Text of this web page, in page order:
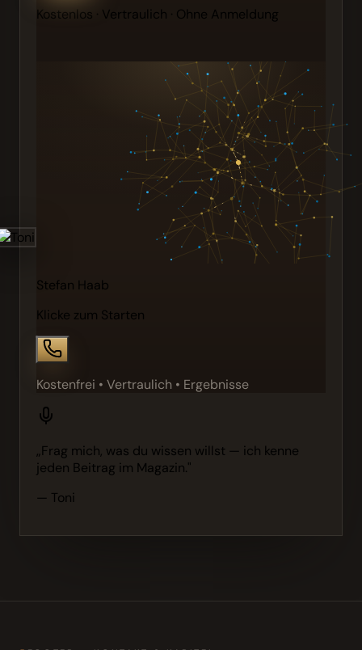
Kostenlos · Vertraulich · Ohne Anmeldung
Stefan Haab
Klicke zum Starten
Kostenfrei • Vertraulich • Ergebnisse
„Frag mich, was du wissen willst — ich kenne
jeden Beitrag im Magazin."
— Toni